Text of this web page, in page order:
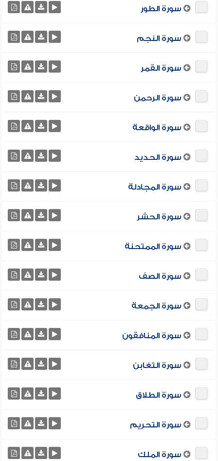
سورة الطور
سورة النجم
سورة القمر
سورة الرحمن
سورة الواقعة
سورة الحديد
سورة المجادلة
سورة الحشر
سورة الممتحنة
سورة الصف
سورة الجمعة
سورة المنافقون
سورة التغابن
سورة الطلاق
سورة التحريم
سورة الملك